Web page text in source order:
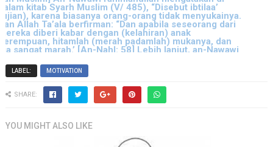
LABEL: MOTIVATION
SHARE:
YOU MIGHT ALSO LIKE